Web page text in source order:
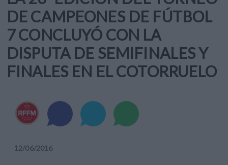
DE CAMPEONES DE FÚTBOL
7 CONCLUYÓ CON LA
DISPUTA DE SEMIFINALES Y
FINALES EN EL COTORRUELO
12/06/2016